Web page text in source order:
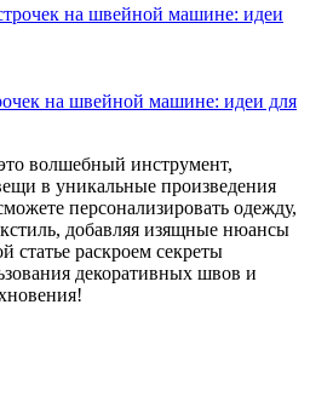
на швейной машине: идеи для
волшебный инструмент,
в уникальные произведения
персонализировать одежду,
добавляя изящные нюансы
статье раскроем секреты
декоративных швов и